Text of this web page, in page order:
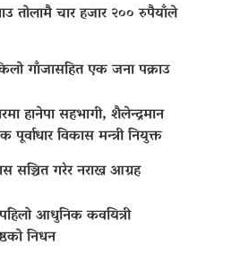
चार हजार २०० रुपैयाँले
गाँजासहित एक जना पक्राउ
हानेपा सहभागी, शैलेन्द्रमान
पूर्वाधार विकास मन्त्री नियुक्त
सञ्चित गरेर नराख्न आग्रह
आधुनिक कवयित्री
निधन